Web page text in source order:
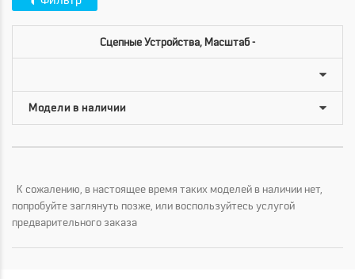
Сцепные Устройства, Масштаб -
К сожалению, в настоящее время таких моделей в наличии нет,
попробуйте заглянуть позже, или воспользуйтесь услугой
предварительного заказа